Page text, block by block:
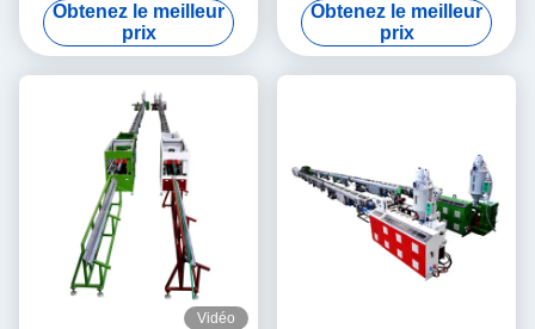
PVC
Obtenez le meilleur
prix
extrudeuse à double vis
conique HYZS65/132
Obtenez le meilleur
prix
Vidéo